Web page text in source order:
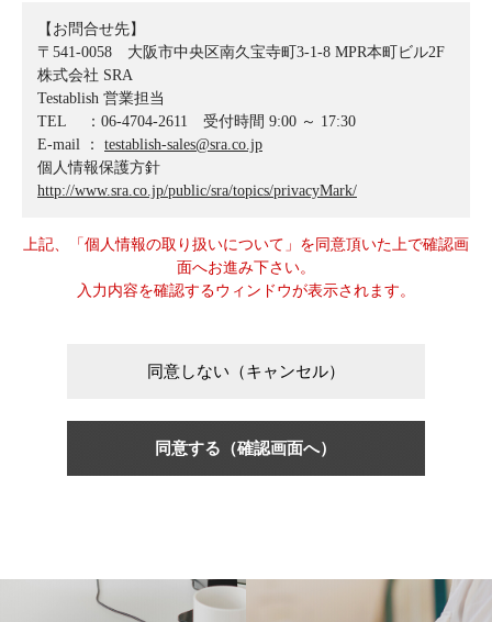
【お問合せ先】
〒541-0058 大阪市中央区南久宝寺町3-1-8 MPR本町ビル2F
株式会社 SRA
Testablish 営業担当
TEL ：06-4704-2611 受付時間 9:00 ～ 17:30
E-mail ： testablish-sales@sra.co.jp
個人情報保護方針
http://www.sra.co.jp/public/sra/topics/privacyMark/
上記、「個人情報の取り扱いについて」を同意頂いた上で確認画
面へお進み下さい。
入力内容を確認するウィンドウが表示されます。